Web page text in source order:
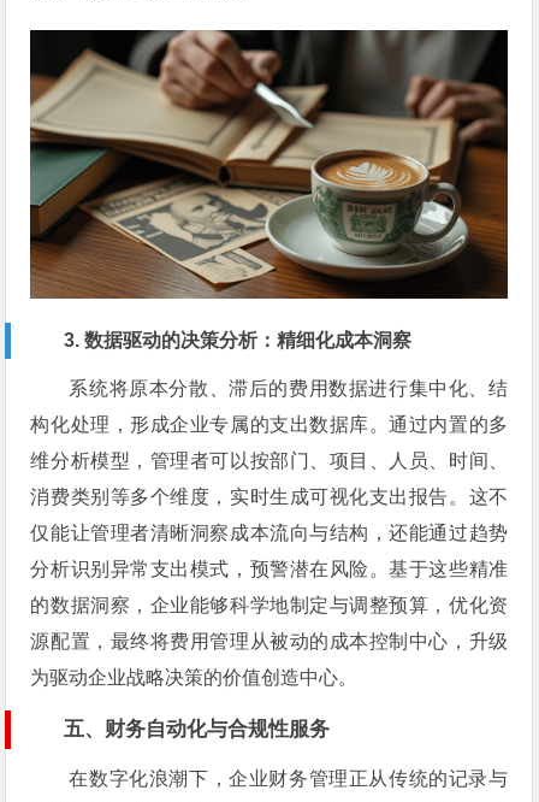
3. 数据驱动的决策分析：精细化成本洞察
系统将原本分散、滞后的费用数据进行集中化、结
构化处理，形成企业专属的支出数据库。通过内置的多
维分析模型，管理者可以按部门、项目、人员、时间、
消费类别等多个维度，实时生成可视化支出报告。这不
仅能让管理者清晰洞察成本流向与结构，还能通过趋势
分析识别异常支出模式，预警潜在风险。基于这些精准
的数据洞察，企业能够科学地制定与调整预算，优化资
源配置，最终将费用管理从被动的成本控制中心，升级
为驱动企业战略决策的价值创造中心。
五、财务自动化与合规性服务
在数字化浪潮下，企业财务管理正从传统的记录与